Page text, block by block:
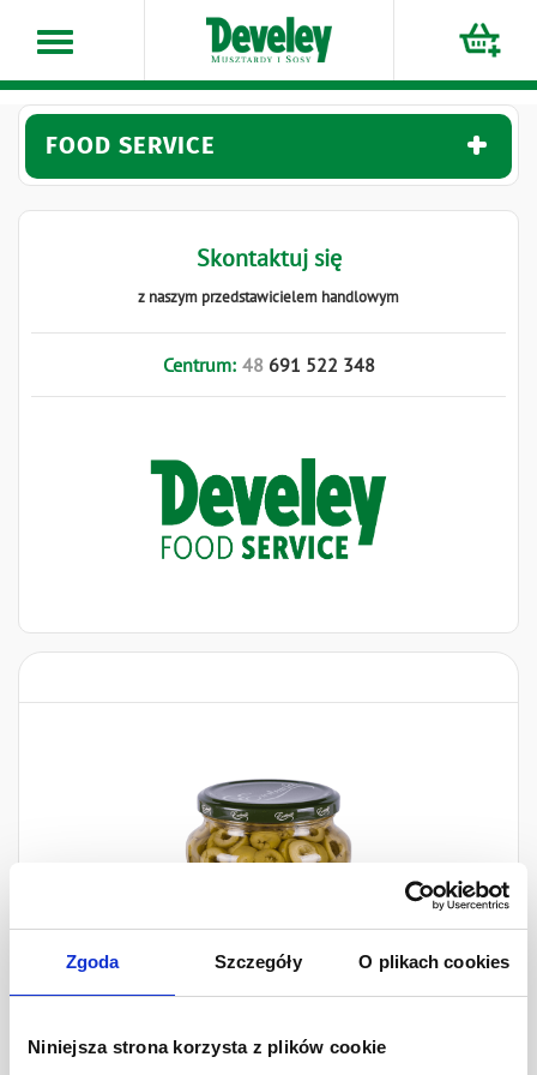
Zgoda Szczegóły O plikach cookies
Niniejsza strona korzysta z plików cookie
FOOD SERVICE
Skontaktuj się
z naszym przedstawicielem handlowym
Centrum: 48 691 522 348